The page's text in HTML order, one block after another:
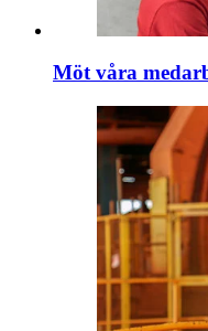
Möt våra